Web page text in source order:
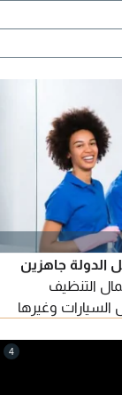
الدولة جاهزين
التنظيف
وغيرها
4